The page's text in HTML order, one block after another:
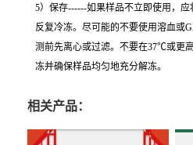
5）保存------如果样品不立即使用，
反复冷冻。尽可能的不要使用溶血或
测前先离心或过滤。不要在37℃或更
冻并确保样品均匀地充分解冻。
相关产品：